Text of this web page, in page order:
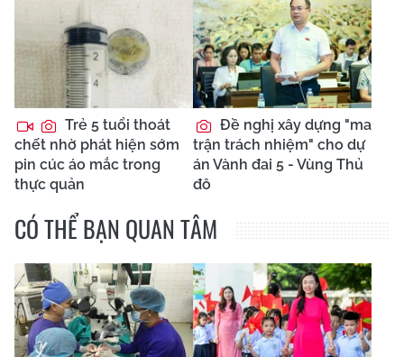
Trẻ 5 tuổi thoát
chết nhờ phát hiện sớm
pin cúc áo mắc trong
thực quản
Đề nghị xây dựng "ma
trận trách nhiệm" cho dự
án Vành đai 5 - Vùng Thủ
đô
CÓ THỂ BẠN QUAN TÂM